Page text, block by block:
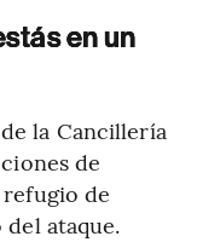
en un
la Cancillería
de
de
ataque.